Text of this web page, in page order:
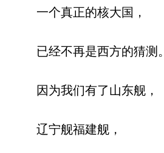
一个真正的核大国，
已经不再是西方的猜测。
因为我们有了山东舰，
辽宁舰福建舰，